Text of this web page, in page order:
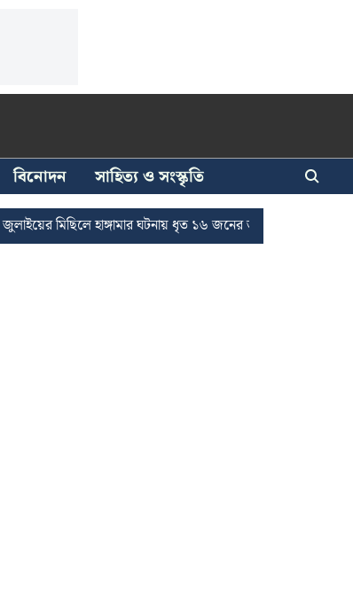
বিনোদন সাহিত্য ও সংস্কৃতি
হাঙ্গামার ঘটনায় ধৃত ১৬ জনের জামিন